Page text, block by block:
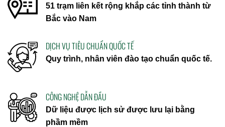
51 trạm liên kết rộng khắp các tỉnh thành từ
Bắc vào Nam
DỊCH VỤ TIÊU CHUẨN QUỐC TẾ
Quy trình, nhân viên đào tạo chuẩn quốc tế.
CÔNG NGHỆ DẪN ĐẦU
Dữ liệu được lịch sử được lưu lại bằng
phầm mềm